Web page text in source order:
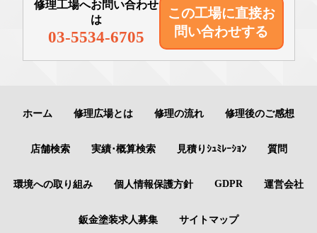
修理工場へお問い合わせ
は
03-5534-6705
この工場に直接お
問い合わせする
ホーム 修理広場とは 修理の流れ 修理後のご感想
店舗検索 実績･概算検索 見積りｼｭﾐﾚｰｼｮﾝ 質問
環境への取り組み 個人情報保護方針 GDPR 運営会社
鈑金塗装求人募集 サイトマップ